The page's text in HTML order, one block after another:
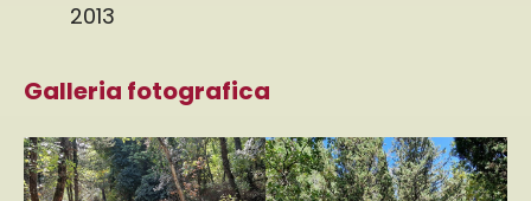
2013
Galleria fotografica